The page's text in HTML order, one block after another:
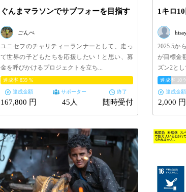
ぐんまマラソンでサブフォーを目指す
ごんべ
ユニセフのチャリティーランナーとして、走っ
て世界の子どもたちを応援したい！と思い、募
金を呼びかけるプロジェクトを立ち...
達成率 839 %
達成金額
167,800 円
サポーター
45人
終了
随時受付
1キロ
2025.5か
が目標金
ズン2と
達成率 10
達成金額
2,000 円